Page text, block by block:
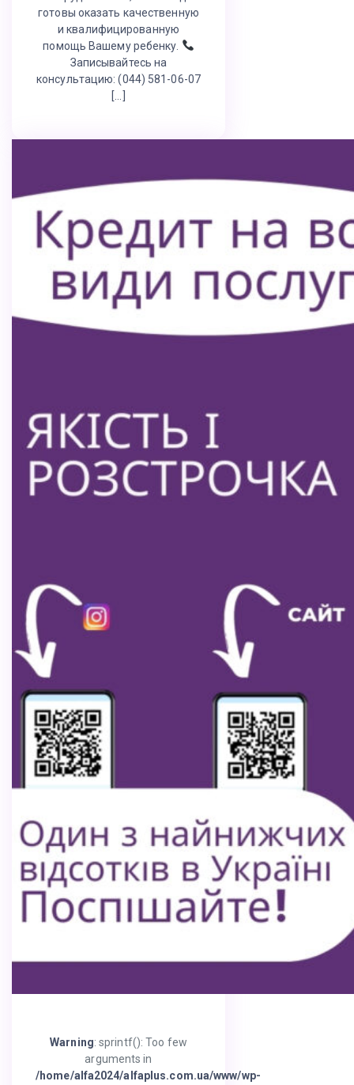
готовы оказать качественную
и квалифицированную
помощь Вашему ребенку.
Записывайтесь на
консультацию: (044) 581-06-07
[…]
Warning: sprintf(): Too few
arguments in
/home/alfa2024/alfaplus.com.ua/www/wp-